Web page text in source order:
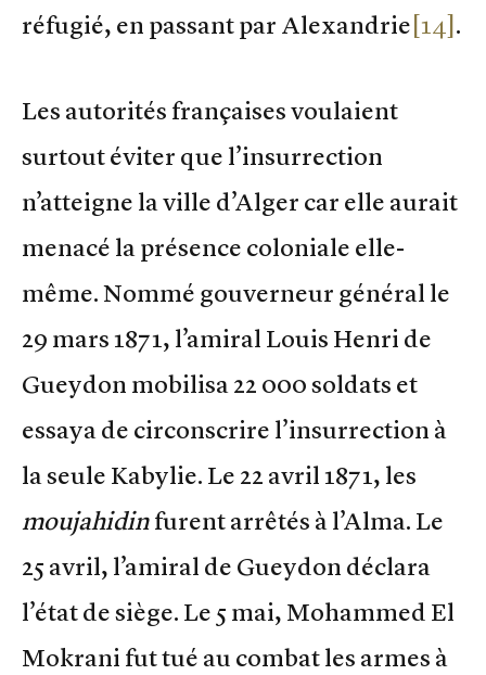
réfugié, en passant par Alexandrie [14] .
Les autorités françaises voulaient
surtout éviter que l’insurrection
n’atteigne la ville d’Alger car elle aurait
menacé la présence coloniale elle-
même. Nommé gouverneur général le
29 mars 1871, l’amiral Louis Henri de
Gueydon mobilisa 22 000 soldats et
essaya de circonscrire l’insurrection à
la seule Kabylie. Le 22 avril 1871, les
moujahidinfurent arrêtés à l’Alma. Le
25 avril, l’amiral de Gueydon déclara
l’état de siège. Le 5 mai, Mohammed El
Mokrani fut tué au combat les armes à